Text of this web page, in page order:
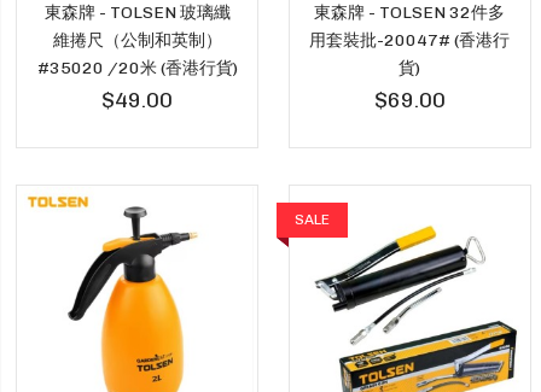
東森牌 - TOLSEN 玻璃纖
維捲尺（公制和英制）
#35020 /20米 (香港行貨)
$49.00
東森牌 - TOLSEN 32件多
用套裝批-20047# (香港行
貨)
$69.00
SALE